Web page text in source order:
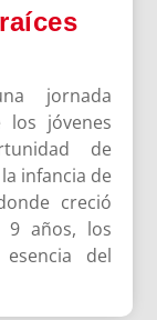
jornada
los jóvenes
de
infancia de
creció
años, los
del